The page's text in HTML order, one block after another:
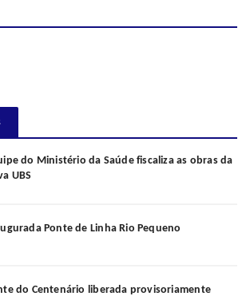
do Ministério da Saúde fiscaliza as obras da
UBS
Ponte de Linha Rio Pequeno
do Centenário liberada provisoriamente